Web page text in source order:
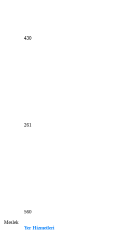
430
261
560
Meslek
Yer Hizmetleri